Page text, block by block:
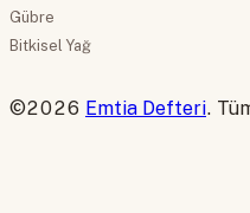
Gübre
Bitkisel Yağ
©2026 Emtia Defteri.